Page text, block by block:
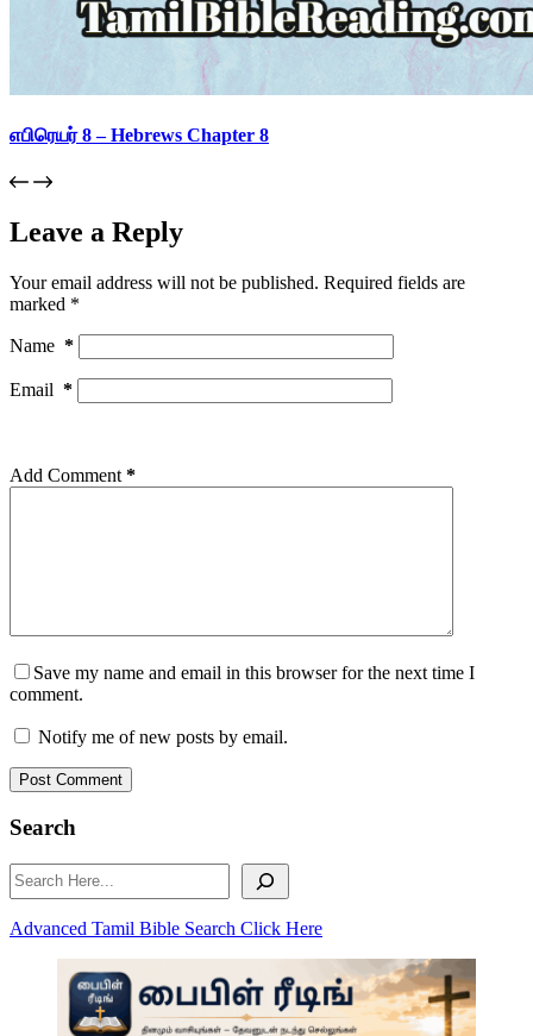
எபிரெயர் 8 – Hebrews Chapter 8
Leave a Reply
Your email address will not be published. Required fields are
marked *
Name *
Email *
Add Comment *
Save my name and email in this browser for the next time I
comment.
Notify me of new posts by email.
Post Comment
Search
Search
Advanced Tamil Bible Search Click Here